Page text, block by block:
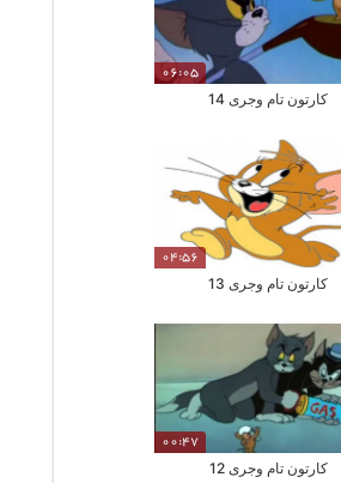
06:05
کارتون تام وجری 14
04:56
کارتون تام وجری 13
00:47
کارتون تام وجری 12